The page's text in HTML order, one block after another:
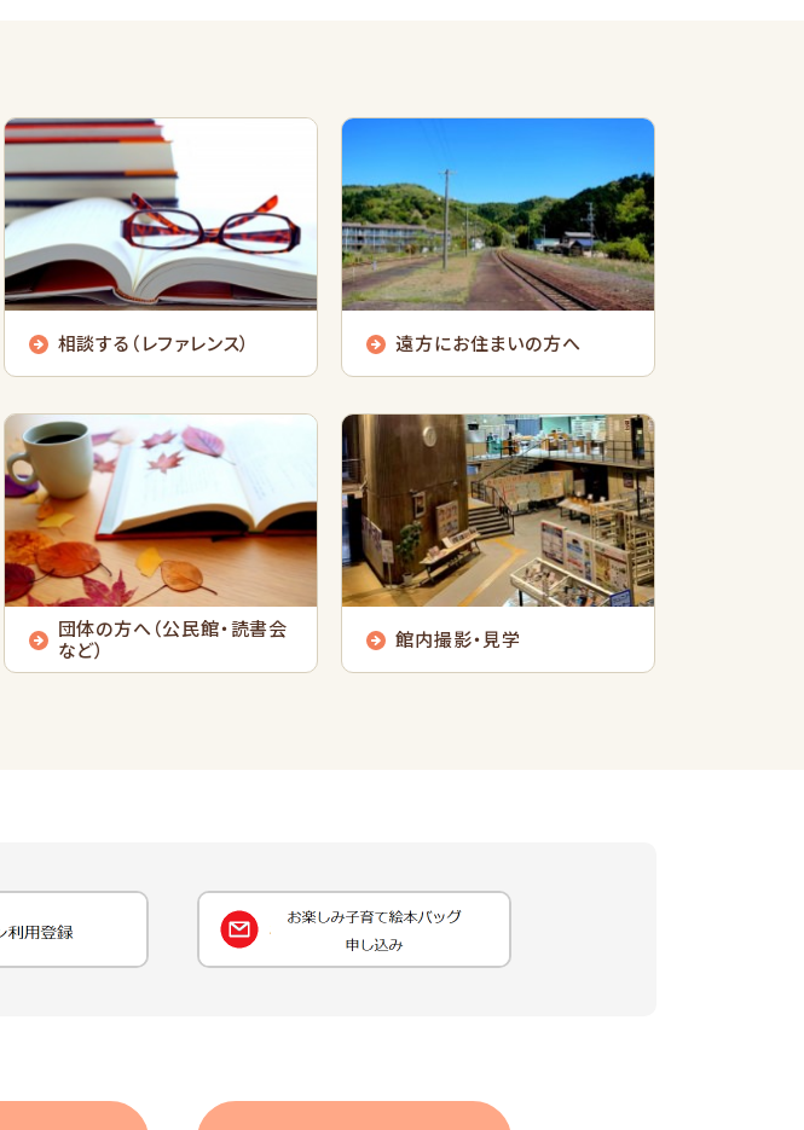
相談する（レファレンス） 遠方にお住まいの方へ
団体の方へ（公民館・読書会
など）
館内撮影・見学